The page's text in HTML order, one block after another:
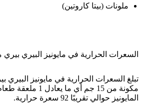
ملونات (بيتا كاروتين)
السعرات الحرارية في مايونيز البيري بيري
تبلغ السعرات الحرارية في مايونيز البيري
مكونة من 15 جم أي ما
المايونيز حوالي تقريبًا 92 سعرة حرارية.